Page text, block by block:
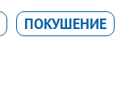
ПОКУШЕНИЕ